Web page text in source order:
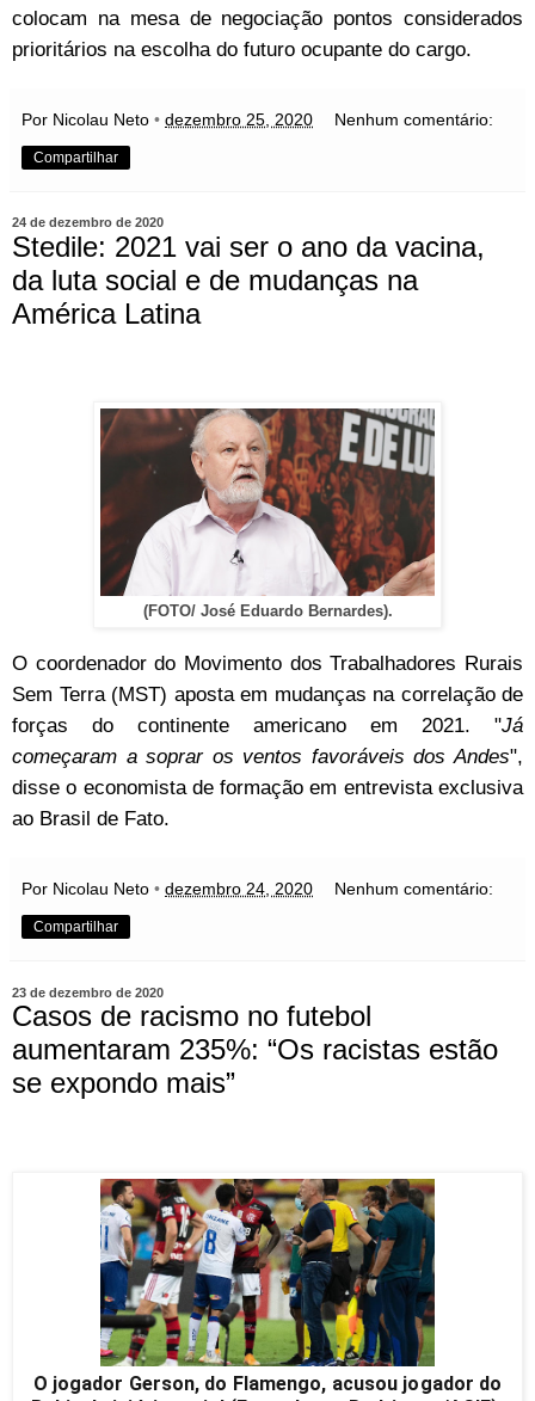
colocam na mesa de negociação pontos considerados
prioritários na escolha do futuro ocupante do cargo.
Por Nicolau Neto • dezembro 25, 2020 Nenhum comentário:
Compartilhar
24 de dezembro de 2020
Stedile: 2021 vai ser o ano da vacina,
da luta social e de mudanças na
América Latina
(FOTO/ José Eduardo Bernardes).
O coordenador do Movimento dos Trabalhadores Rurais
Sem Terra (MST) aposta em mudanças na correlação de
forças do continente americano em 2021. "Já
começaram a soprar os ventos favoráveis dos Andes",
disse o economista de formação em entrevista exclusiva
ao Brasil de Fato.
Por Nicolau Neto • dezembro 24, 2020 Nenhum comentário:
Compartilhar
23 de dezembro de 2020
Casos de racismo no futebol
aumentaram 235%: “Os racistas estão
se expondo mais”
O jogador Gerson, do Flamengo, acusou jogador do